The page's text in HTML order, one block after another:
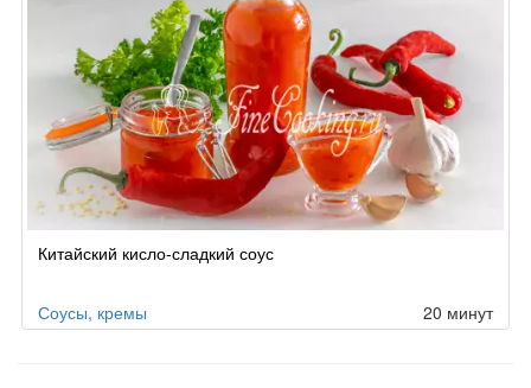
Китайский кисло-сладкий соус
Соусы, кремы 20 минут